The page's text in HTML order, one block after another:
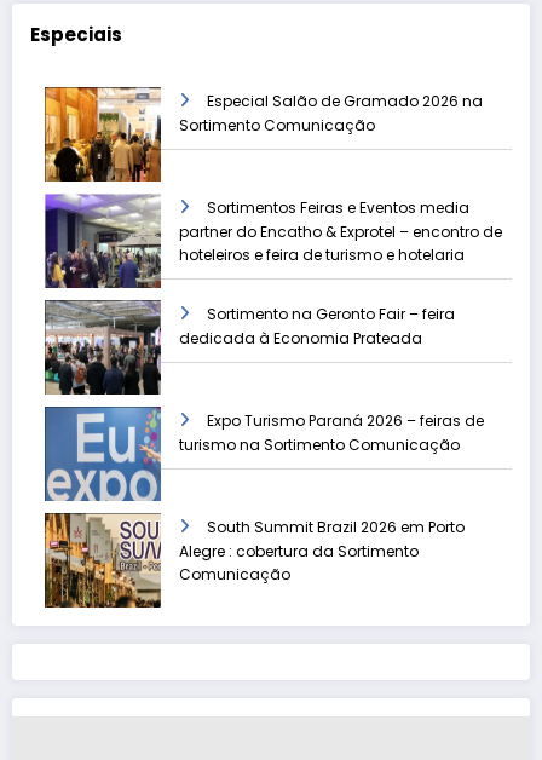
Especiais
Especial Salão de Gramado 2026 na
Sortimento Comunicação
Sortimentos Feiras e Eventos media
partner do Encatho & Exprotel – encontro de
hoteleiros e feira de turismo e hotelaria
Sortimento na Geronto Fair – feira
dedicada à Economia Prateada
Expo Turismo Paraná 2026 – feiras de
turismo na Sortimento Comunicação
South Summit Brazil 2026 em Porto
Alegre : cobertura da Sortimento
Comunicação